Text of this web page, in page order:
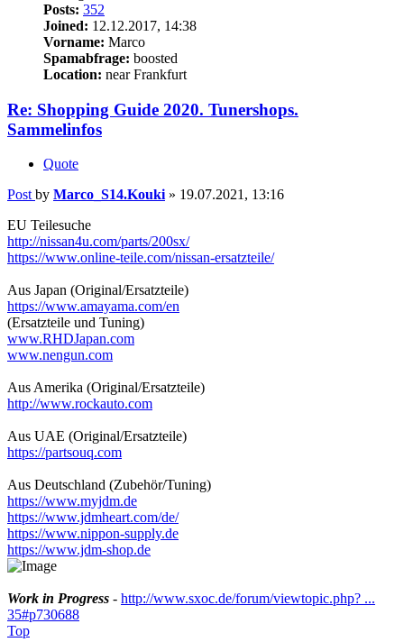
Posts: 352
Joined: 12.12.2017, 14:38
Vorname: Marco
Spamabfrage: boosted
Location: near Frankfurt
Re: Shopping Guide 2020. Tunershops.
Sammelinfos
Quote
Post by Marco_S14.Kouki » 19.07.2021, 13:16
EU Teilesuche
http://nissan4u.com/parts/200sx/
https://www.online-teile.com/nissan-ersatzteile/
Aus Japan (Original/Ersatzteile)
https://www.amayama.com/en
(Ersatzteile und Tuning)
www.RHDJapan.com
www.nengun.com
Aus Amerika (Original/Ersatzteile)
http://www.rockauto.com
Aus UAE (Original/Ersatzteile)
https://partsouq.com
Aus Deutschland (Zubehör/Tuning)
https://www.myjdm.de
https://www.jdmheart.com/de/
https://www.nippon-supply.de
https://www.jdm-shop.de
Work in Progress - http://www.sxoc.de/forum/viewtopic.php? ...
35#p730688
Top